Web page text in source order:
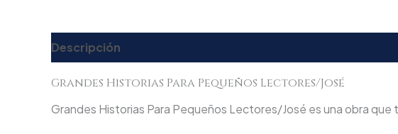
Descripción
Grandes Historias Para Pequeños Lectores/José
Grandes Historias Para Pequeños Lectores/José es una obra